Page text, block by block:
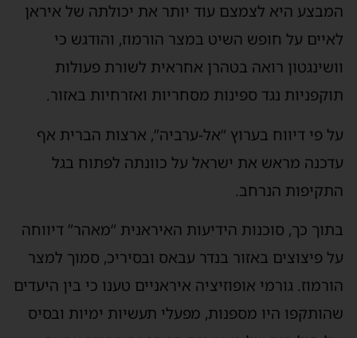
המבצע היא לצמצם עוד יותר את יכולתה של איראן
לאיים על חופש השיט במצר הורמוז, והודגש כי
וושינגטון רואה בטהרן אחראית לשורת פעולות
תוקפניות נגד ספינות מסחריות ואזרחיות באזור.
על פי דיווח בערוץ “אל-ערביה”, ארצות הברית אף
עדכנה מראש את ישראל על כוונתה לפתוח בגל
התקיפות הנרחב.
בתוך כך, סוכנות הידיעות האיראנית “מאהר” דיווחה
על פיצוצים באזור בנדר עבאס ובסיריכ, סמוך למצר
הורמוז. גורמי אופוזיציה איראניים טענו כי בין היעדים
שהותקפו היו מספנות, מפעלי תעשיות ימיות ובסיס